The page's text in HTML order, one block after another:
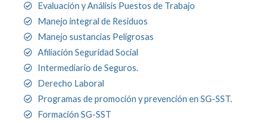
Evaluación y Análisis Puestos de Trabajo
Manejo integral de Residuos
Manejo sustancias Peligrosas
Afiliación Seguridad Social
Intermediario de Seguros.
Derecho Laboral
Programas de promoción y prevención en SG-SST.
Formación SG-SST